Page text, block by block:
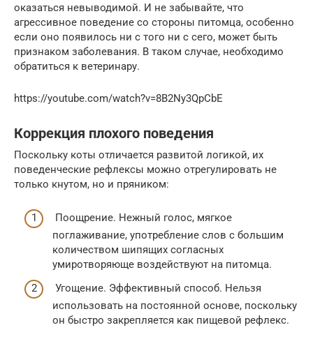
оказаться невыводимой. И не забывайте, что
агрессивное поведение со стороны питомца, особенно
если оно появилось ни с того ни с сего, может быть
признаком заболевания. В таком случае, необходимо
обратиться к ветеринару.
https://youtube.com/watch?v=8B2Ny3QpCbE
Коррекция плохого поведения
Поскольку коты отличается развитой логикой, их
поведенческие рефлексы можно отрегулировать не
только кнутом, но и пряником:
Поощрение. Нежный голос, мягкое
поглаживание, употребление слов с большим
количеством шипящих согласных
умиротворяюще воздействуют на питомца.
Угощение. Эффективный способ. Нельзя
использовать на постоянной основе, поскольку
он быстро закрепляется как пищевой рефлекс.